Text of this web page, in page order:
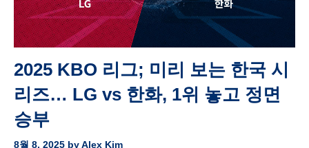
2025 KBO 리그; 미리 보는 한국 시
리즈… LG vs 한화, 1위 놓고 정면
승부
8월 8, 2025 byAlex Kim